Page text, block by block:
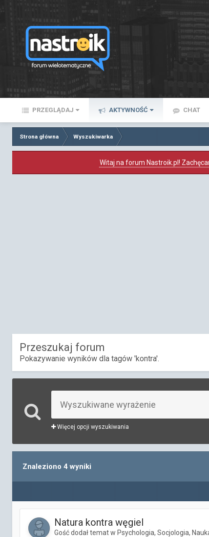
PRZEGLĄDAJ AKTYWNOŚĆ CHAT
Strona główna Wyszukiwarka
Witaj na forum Nastroik.pl!
Przeszukaj forum
Pokazywanie wyników dla tagów 'kontra'.
Więcej opcji wyszukiwania
Znaleziono 4 wyniki
Natura kontra węgiel
Gość dodał temat w Psychologia, Socjologia,